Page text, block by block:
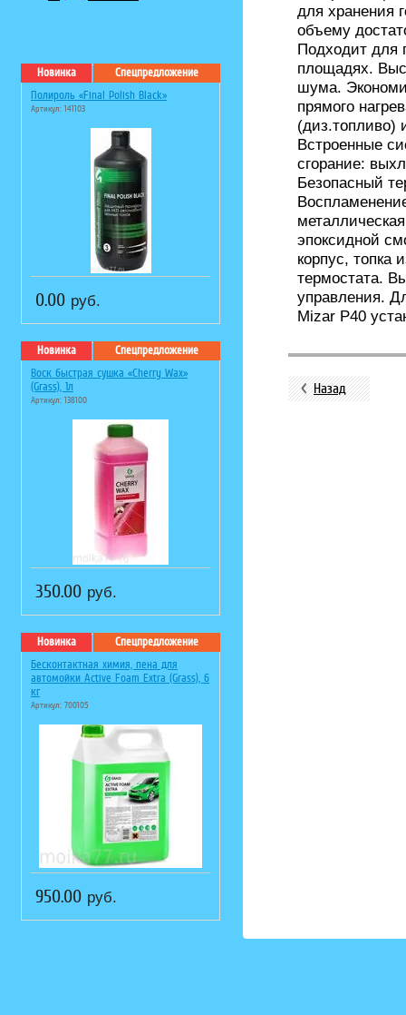
Новинка
Спецпредложение
Полироль «Final Polish Black»
Артикул: 141103
0.00 руб.
Новинка
Спецпредложение
Воск быстрая сушка «Cherry Wax»
(Grass), 1л
Артикул: 138100
350.00 руб.
Новинка
Спецпредложение
Бесконтактная химия, пена для
автомойки Active Foam Extra (Grass), 6
кг
Артикул: 700105
950.00 руб.
для хранения
объему
Подходит для
площадях.
шума.
прямого
(диз.топливо)
Встроенные
сгорание:
Безопасный
эпоксидной
корпус,
термостата.
управления.
Mizar P40
Назад